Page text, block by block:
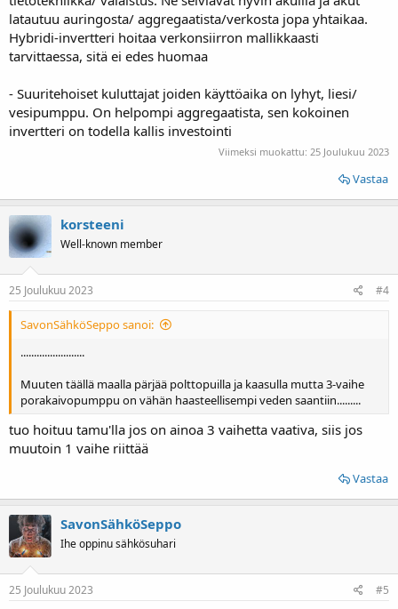
latautuu auringosta/ aggregaatista/verkosta jopa yhtaikaa.
Hybridi-invertteri hoitaa verkonsiirron mallikkaasti
tarvittaessa, sitä ei edes huomaa
- Suuritehoiset kuluttajat joiden käyttöaika on lyhyt, liesi/
vesipumppu. On helpompi aggregaatista, sen kokoinen
invertteri on todella kallis investointi
Viimeksi muokattu: 25 Joulukuu 2023
Vastaa
korsteeni
Well-known member
25 Joulukuu 2023 #4
SavonSähköSeppo sanoi:
........................
Muuten täällä maalla pärjää polttopuilla ja kaasulla mutta 3-vaihe
porakaivopumppu on vähän haasteellisempi veden saantiin.........
tuo hoituu tamu'lla jos on ainoa 3 vaihetta vaativa, siis jos
muutoin 1 vaihe riittää
Vastaa
SavonSähköSeppo
Ihe oppinu sähkösuhari
25 Joulukuu 2023 #5